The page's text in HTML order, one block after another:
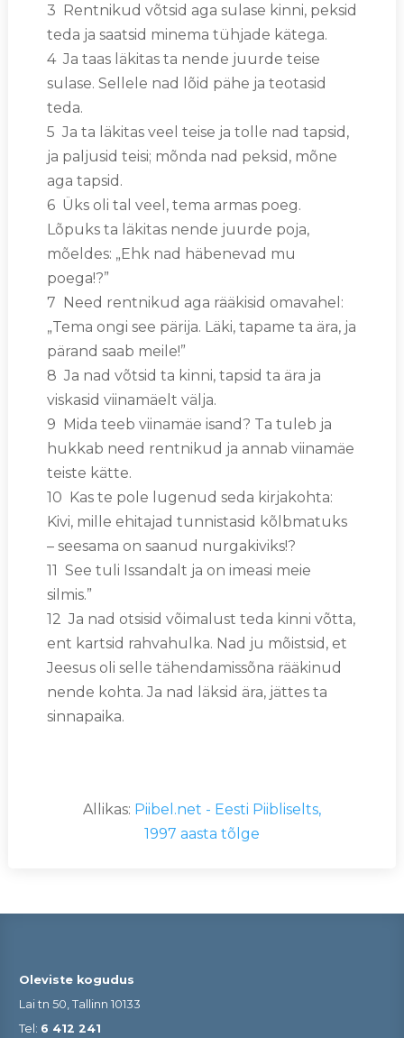
3 Rentnikud võtsid aga sulase kinni, peksid
teda ja saatsid minema tühjade kätega.
4 Ja taas läkitas ta nende juurde teise
sulase. Sellele nad lõid pähe ja teotasid
teda.
5 Ja ta läkitas veel teise ja tolle nad tapsid,
ja paljusid teisi; mõnda nad peksid, mõne
aga tapsid.
6 Üks oli tal veel, tema armas poeg.
Lõpuks ta läkitas nende juurde poja,
mõeldes: „Ehk nad häbenevad mu
poega!?”
7 Need rentnikud aga rääkisid omavahel:
„Tema ongi see pärija. Läki, tapame ta ära, ja
pärand saab meile!”
8 Ja nad võtsid ta kinni, tapsid ta ära ja
viskasid viinamäelt välja.
9 Mida teeb viinamäe isand? Ta tuleb ja
hukkab need rentnikud ja annab viinamäe
teiste kätte.
10 Kas te pole lugenud seda kirjakohta:
Kivi, mille ehitajad tunnistasid kõlbmatuks
– seesama on saanud nurgakiviks!?
11 See tuli Issandalt ja on imeasi meie
silmis.”
12 Ja nad otsisid võimalust teda kinni võtta,
ent kartsid rahvahulka. Nad ju mõistsid, et
Jeesus oli selle tähendamissõna rääkinud
nende kohta. Ja nad läksid ära, jättes ta
sinnapaika.
Allikas: Piibel.net - Eesti Piibliselts,
1997 aasta tõlge
Oleviste kogudus
Lai tn 50, Tallinn 10133
Tel: 6 412 241